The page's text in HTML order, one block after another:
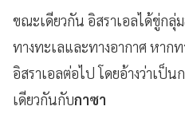
ขณะเดียวกัน อิสราเอลได้ขู่กลุ่
ทางทะเลและทางอากาศ หาก
อิสราเอลต่อไป โดยอ้างว่าเป็
เดียวกันกับกาซา